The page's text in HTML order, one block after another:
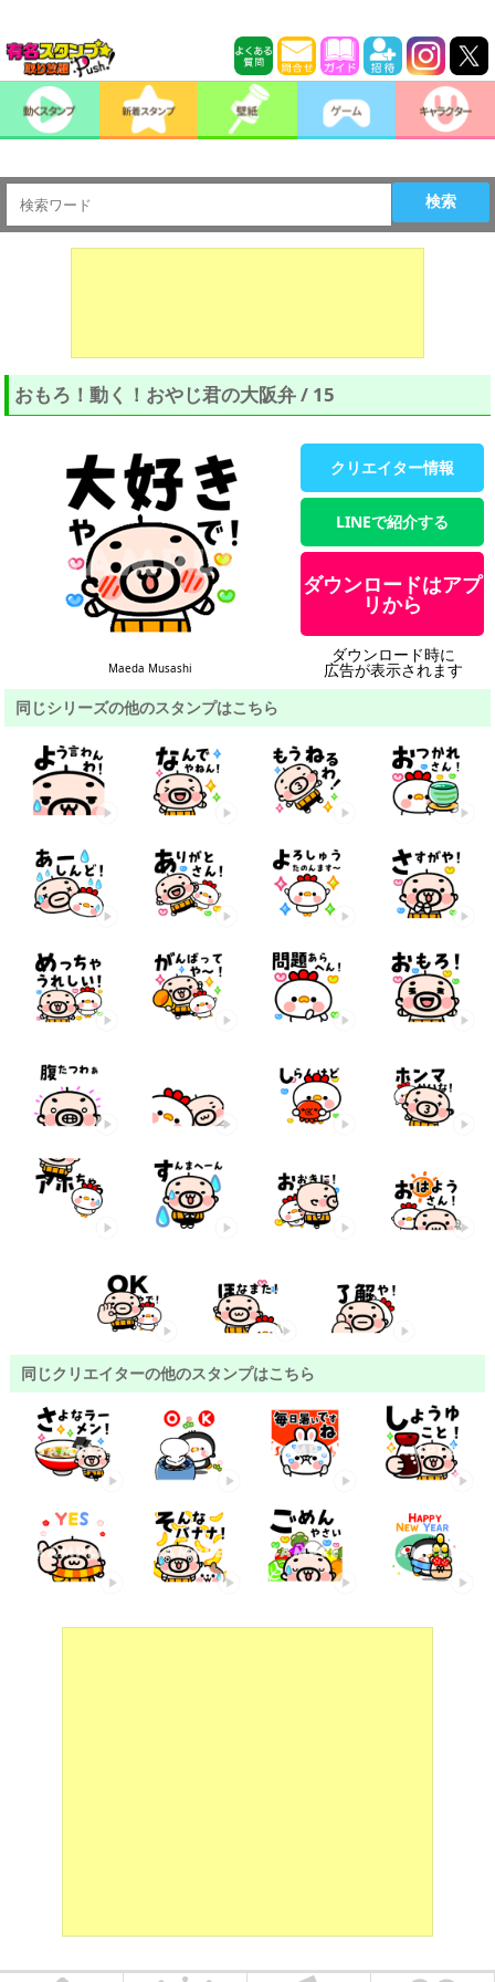
検索
おもろ！動く！おやじ君の大阪弁 / 15
Maeda Musashi
クリエイター情報
LINEで紹介する
ダウンロードはアプ
リから
ダウンロード時に
広告が表示されます
同じシリーズの他のスタンプはこちら
同じクリエイターの他のスタンプはこちら